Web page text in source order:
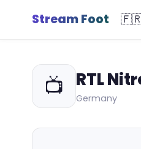
Stream Foot
📺 RTL
Germany